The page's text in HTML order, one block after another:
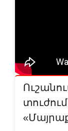
տուժում